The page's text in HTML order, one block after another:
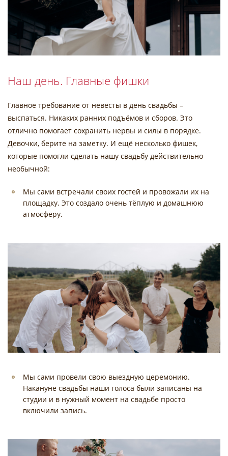
Наш день. Главные фишки
Главное требование от невесты в день свадьбы –
выспаться. Никаких ранних подъёмов и сборов. Это
отлично помогает сохранить нервы и силы в порядке.
Девочки, берите на заметку. И ещё несколько фишек,
которые помогли сделать нашу свадьбу действительно
необычной:
Мы сами встречали своих гостей и провожали их на
площадку. Это создало очень тёплую и домашнюю
атмосферу.
Мы сами провели свою выездную церемонию.
Накануне свадьбы наши голоса были записаны на
студии и в нужный момент на свадьбе просто
включили запись.